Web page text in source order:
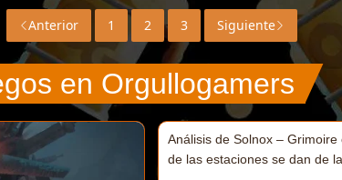
Anterior 1 2 3 Siguiente
en Orgullogamers
Análisis de Solnox –
de las estaciones se dan de